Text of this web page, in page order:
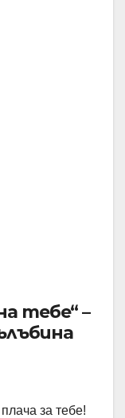
тебе“ –
за тебе!